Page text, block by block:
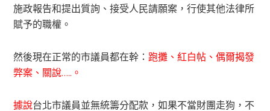
施政報告和提出質詢、接受人民請願案，行使其他法律所
賦予的職權。
然後現在正常的市議員都在幹： 跑攤、紅白帖、偶爾揭發
弊案、關說…..。
據說台北市議員並無統籌分配款，如果不當財團走狗，不